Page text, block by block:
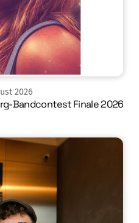
2026
Bandcontest Finale 2026